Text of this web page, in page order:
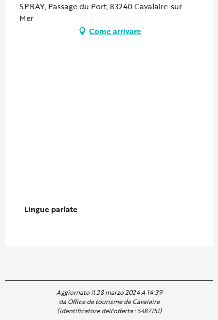
SPRAY, Passage du Port, 83240 Cavalaire-sur-
Mer
Come arrivare
Lingue parlate
Lingue parlate
Aggiornato il 28 marzo 2024 A 14:39
da Office de tourisme de Cavalaire
(Identificatore dell'offerta :5487151)